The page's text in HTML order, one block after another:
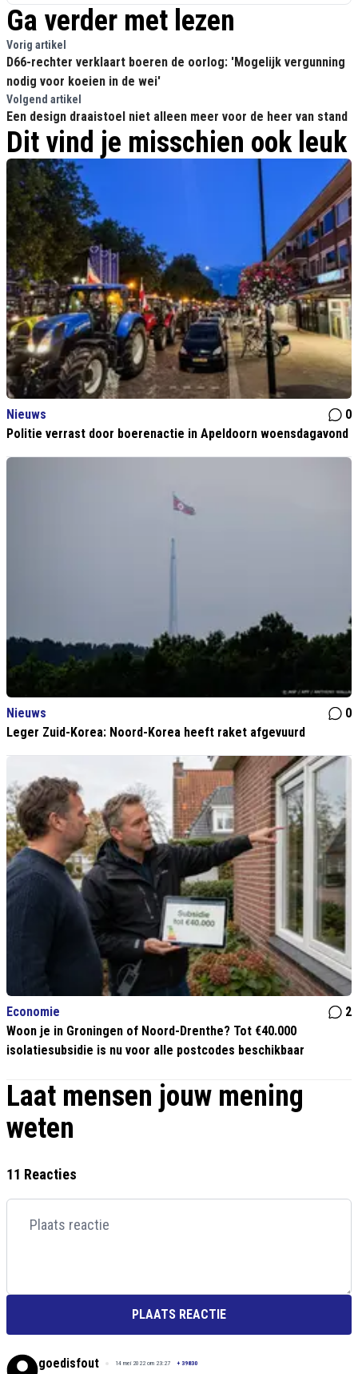
Ga verder met lezen
Vorig artikel
D66-rechter verklaart boeren de oorlog: 'Mogelijk vergunning
nodig voor koeien in de wei'
Volgend artikel
Een design draaistoel niet alleen meer voor de heer van stand
Dit vind je misschien ook leuk
Nieuws
0
Politie verrast door boerenactie in Apeldoorn woensdagavond
Nieuws
0
Leger Zuid-Korea: Noord-Korea heeft raket afgevuurd
Economie
2
Woon je in Groningen of Noord-Drenthe? Tot €40.000
isolatiesubsidie is nu voor alle postcodes beschikbaar
Laat mensen jouw mening
weten
11 Reacties
PLAATS REACTIE
goedisfout 14 mei 2022 om 23:27 + 39830